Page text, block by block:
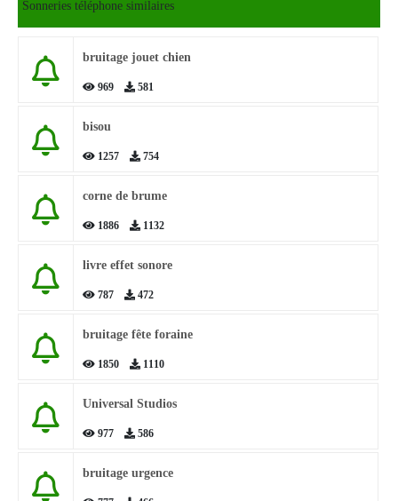
Sonneries téléphone similaires
bruitage jouet chien
969 581
bisou
1257 754
corne de brume
1886 1132
livre effet sonore
787 472
bruitage fête foraine
1850 1110
Universal Studios
977 586
bruitage urgence